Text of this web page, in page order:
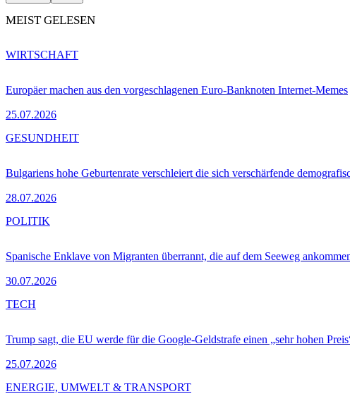
MEIST GELESEN
Europäer machen aus den vorgeschlagenen Euro-Banknoten Internet-Memes
25.07.2026
WIRTSCHAFT
Bulgariens hohe Geburtenrate verschleiert die sich verschärfende
28.07.2026
GESUNDHEIT
Spanische Enklave von Migranten überrannt, die auf dem Seeweg
30.07.2026
POLITIK
Trump sagt, die EU werde für die Google-Geldstrafe einen „sehr hohen
25.07.2026
TECH
ENERGIE, UMWELT & TRANSPORT